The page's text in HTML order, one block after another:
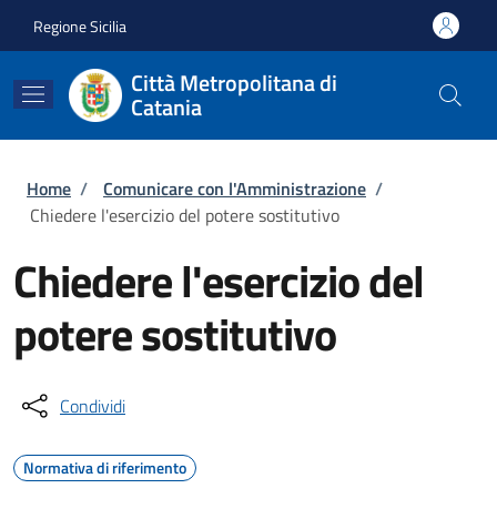
Regione Sicilia
Città Metropolitana di
Catania
Briciole di pane
Home / Comunicare con l'Amministrazione /
Chiedere l'esercizio del potere sostitutivo
Chiedere l'esercizio del
potere sostitutivo
Condividi
Normativa di riferimento